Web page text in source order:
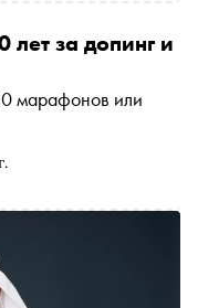
за допинг и
марафонов или